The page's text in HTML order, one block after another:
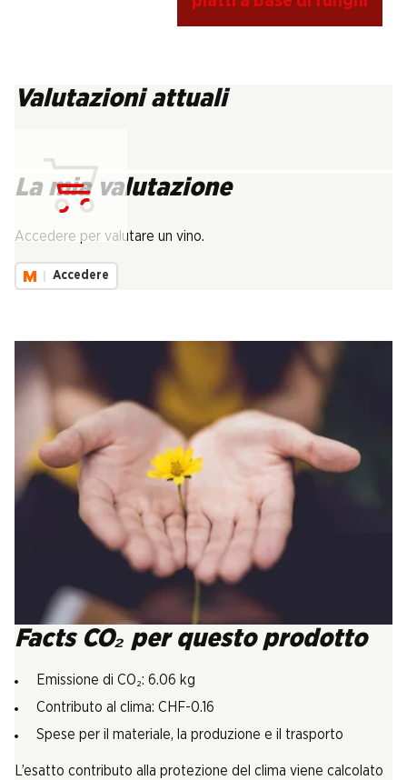
Valutazioni attuali
La mia valutazione
Accedere per valutare un vino.
Accedere
Facts CO₂ per questo prodotto
Emissione di CO₂: 6.06 kg
Contributo al clima: CHF-0.16
Spese per il materiale, la produzione e il trasporto
L’esatto contributo alla protezione del clima viene calcolato